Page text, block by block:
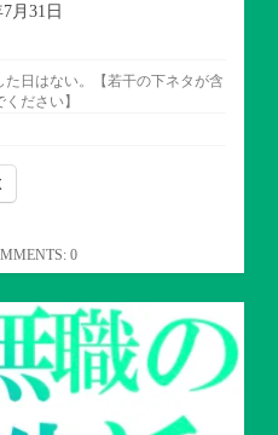
7月31日
日はない。【若干の下ネタが含
ださい】
0